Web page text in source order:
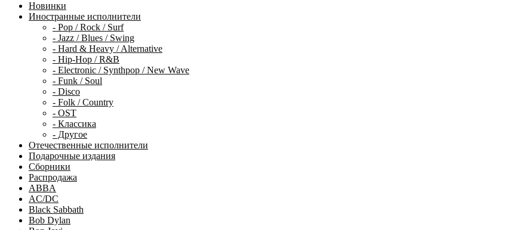
Новинки
Иностранные исполнители
- Pop / Rock / Surf
- Jazz / Blues / Swing
- Hard & Heavy / Alternative
- Hip-Hop / R&B
- Electronic / Synthpop / New Wave
- Funk / Soul
- Disco
- Folk / Country
- OST
- Классика
- Другое
Отечественные исполнители
Подарочные издания
Сборники
Распродажа
ABBA
AC/DC
Black Sabbath
Bob Dylan